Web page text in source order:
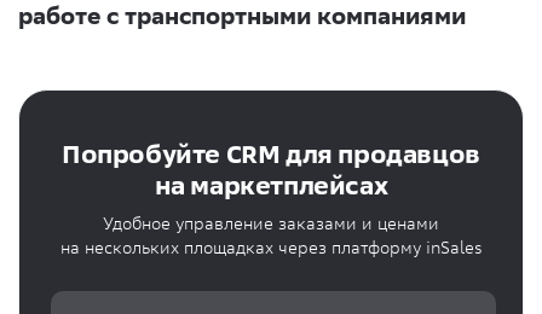
работе с транспортными компаниями
Попробуйте CRM для продавцов
на маркетплейсах
Удобное управление заказами и ценами
на нескольких площадках через платформу inSales